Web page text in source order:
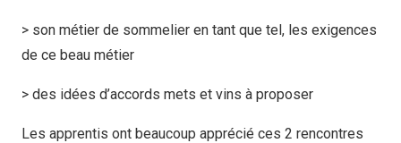
> son métier de sommelier en tant que tel, les exigences
de ce beau métier
> des idées d’accords mets et vins à proposer
Les apprentis ont beaucoup apprécié ces 2 rencontres